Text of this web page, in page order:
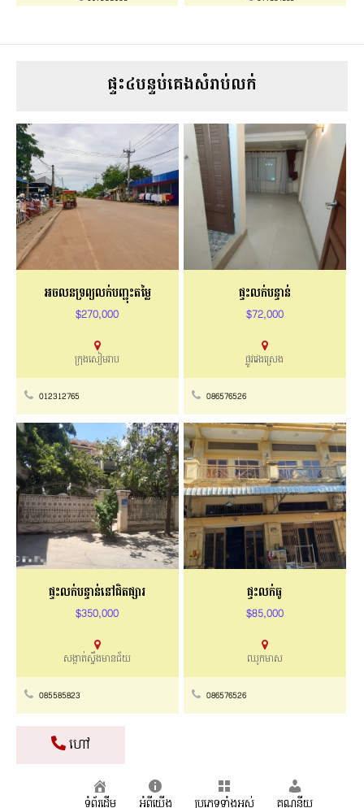
ហៅ
ផ្ទះ៤បន្ទប់គេងសំរាប់លក់
អចលនទ្រព្យលក់បញ្ជុះតម្លៃ
$270,000
ក្រុងសៀមរាប
012312765
ផ្ទះលក់បន្ទាន់
$72,000
ផ្លូវវេងស្រេង
086576526
ផ្ទះលក់បន្ទាន់នៅជិតផ្សារ
$350,000
សង្កាត់ស្ទឹងមានជ័យ
085585823
ផ្ទះលក់ធូ
$85,000
ឈូកមាស
086576526
ទំព័រដើម អំពីយើង ប្រភេទទាំងអស់ គណនីយ